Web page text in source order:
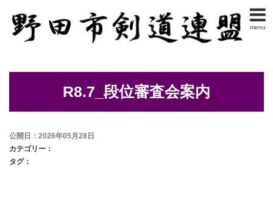
menu
R8.7_段位審査会案内
公開日：2026年05月28日
カテゴリー：
タグ：